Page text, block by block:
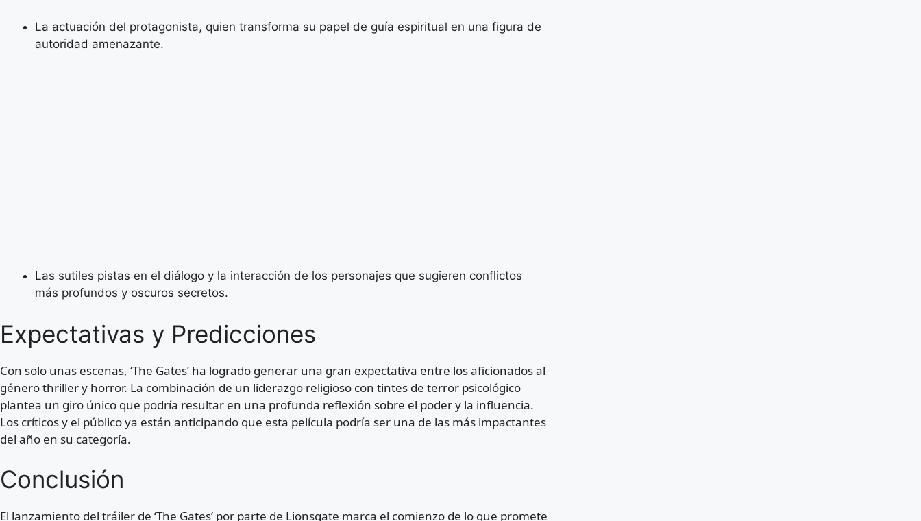
La actuación del protagonista, quien transforma su papel de guía espiritual en una figura de
autoridad amenazante.
Las sutiles pistas en el diálogo y la interacción de los personajes que sugieren conflictos
más profundos y oscuros secretos.
Expectativas y Predicciones
Con solo unas escenas, ‘The Gates’ ha logrado generar una gran expectativa entre los aficionados al
género thriller y horror. La combinación de un liderazgo religioso con tintes de terror psicológico
plantea un giro único que podría resultar en una profunda reflexión sobre el poder y la influencia.
Los críticos y el público ya están anticipando que esta película podría ser una de las más impactantes
del año en su categoría.
Conclusión
El lanzamiento del tráiler de ‘The Gates’ por parte de Lionsgate marca el comienzo de lo que promete